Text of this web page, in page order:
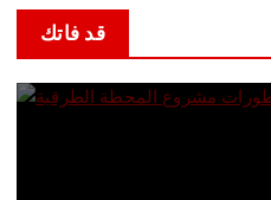
قد فاتك